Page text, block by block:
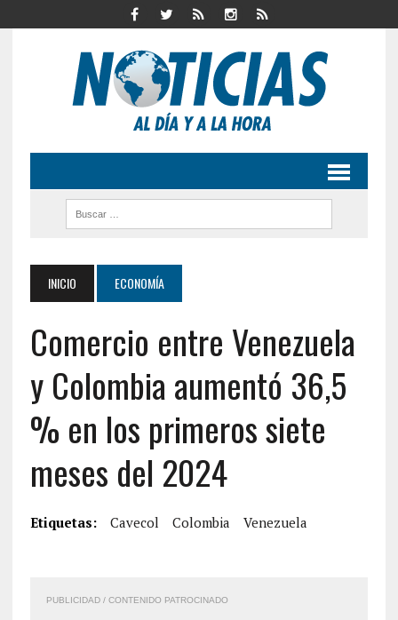
INICIO ECONOMÍA
Comercio entre Venezuela
y Colombia aumentó 36,5
% en los primeros siete
meses del 2024
Etiquetas: Cavecol Colombia Venezuela
PUBLICIDAD / CONTENIDO PATROCINADO